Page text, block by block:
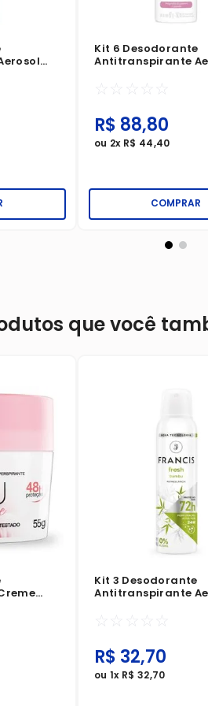
Kit 6 Desodorante
Antitranspirante
Magnólia E Jasmin
☆ ☆ ☆ ☆ ☆
R$ 88,80
ou 2x R$ 44,40
COMPRAR
que você
Kit 3 Desodorante
Antitranspirante
☆ ☆ ☆ ☆ ☆
R$ 32,70
ou1x R$ 32,70